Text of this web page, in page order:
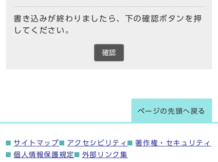
書き込みが終わりましたら、下の確認ボタンを押
してください。
確認
ページの先頭へ戻る
サイトマップ アクセシビリティ
著作権・セキュリティ
個人情報保護規定
外部リンク集